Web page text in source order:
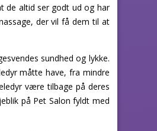
de altid ser godt ud og har
der vil få dem til at
sundhed og lykke.
måtte have, fra mindre
være tilbage på deres
på Pet Salon fyldt med